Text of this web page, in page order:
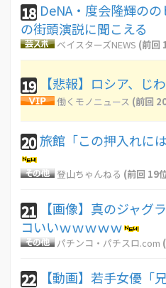
18 DeNA・度会隆輝の
の街頭演説に聞こえる
ベイスターズNEWS (前回
19 【悲報】ロシア、じ
働くモノニュース (前回
20旅館「この押入れに
登山ちゃんねる (前回 19
21
【画像】真のジャグ
コいいｗｗｗｗｗ
パチンコ・パチスロ.com
22
【動画】若手女優